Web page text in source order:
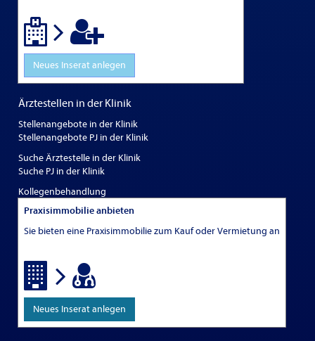
Neues Inserat anlegen
Ärztestellen in der Klinik
Stellenangebote in der Klinik
Stellenangebote PJ in der Klinik
Suche Ärztestelle in der Klinik
Suche PJ in der Klinik
Kollegenbehandlung
Praxisimmobilie anbieten
Sie bieten eine Praxisimmobilie zum Kauf oder Vermietung an
Neues Inserat anlegen